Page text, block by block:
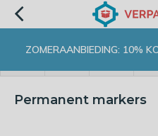
ZOMERAANBIEDING: 10%
Permanent markers